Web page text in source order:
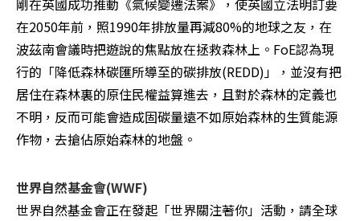
剛在英國成功推動《氣候變遷法案》，使英國立法明訂要
在2050年前，照1990年排放量再減80%的地球之友，在
波茲南會議時把遊說的焦點放在拯救森林上。FoE認為現
行的「降低森林碳匯所導至的碳排放(REDD)」，並沒有把
居住在森林裏的原住民權益算進去，且對於森林的定義也
不明，反而可能會造成固碳量遠不如原始森林的生質能源
作物，去搶佔原始森林的地盤。
世界自然基金會(WWF)
世界自然基金會正在發起「世界關注著你」活動，請全球